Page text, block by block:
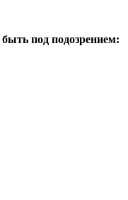
под подозрением: